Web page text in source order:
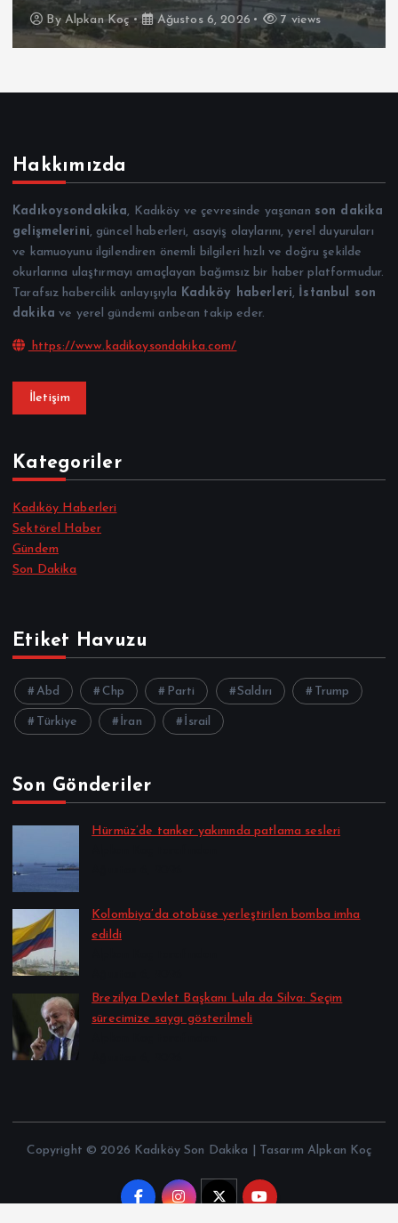
By Alpkan Koç Ağustos 6, 2026 7 views
Hakkımızda
Kadıkoysondakika, Kadıköy ve çevresinde yaşanan son dakika
gelişmelerini, güncel haberleri, asayiş olaylarını, yerel duyuruları
ve kamuoyunu ilgilendiren önemli bilgileri hızlı ve doğru şekilde
okurlarına ulaştırmayı amaçlayan bağımsız bir haber platformudur.
Tarafsız habercilik anlayışıyla Kadıköy haberleri,
İstanbul son
dakika ve yerel gündemi anbean takip eder.
https://www.kadikoysondakika.com/
İletişim
Kategoriler
Kadıköy Haberleri
Sektörel Haber
Gündem
Son Dakika
Etiket Havuzu
Abd Chp Parti Saldırı Trump
Türkiye İran İsrail
Son Gönderiler
Hürmüz’de tanker yakınında patlama sesleri
Kolombiya’da otobüse yerleştirilen bomba imha
edildi
Brezilya Devlet Başkanı Lula da Silva: Seçim
sürecimize saygı gösterilmeli
Copyright © 2026 Kadıköy Son Dakika | Tasarım Alpkan Koç